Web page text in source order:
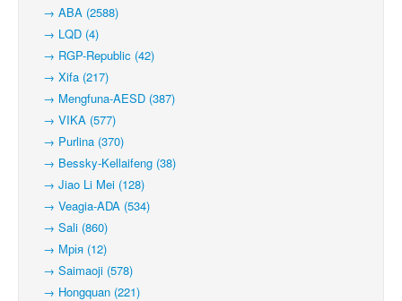
→ ABA (2588)
→ LQD (4)
→ RGP-Republic (42)
→ Xifa (217)
→ Mengfuna-AESD (387)
→ VIKA (577)
→ Purlina (370)
→ Bessky-Kellaifeng (38)
→ Jiao Li Mei (128)
→ Veagia-ADA (534)
→ Sali (860)
→ Мрія (12)
→ Saimaoji (578)
→ Hongquan (221)